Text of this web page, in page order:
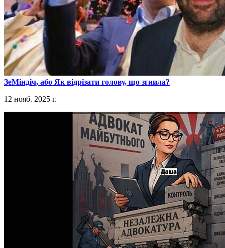
​ЗеМіндіч, або Як відрізати голову, що згнила?
12 нояб. 2025 г.